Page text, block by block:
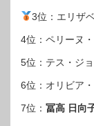
3位：エリザ
4位：ペリーヌ
5位：テス・ジ
6位：オリビア
7位： 冨高 日向